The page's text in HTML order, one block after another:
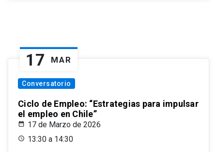
17 MAR
Conversatorio
Ciclo de Empleo: “Estrategias para impulsar
el empleo en Chile”
17 de Marzo de 2026
13:30 a 14:30